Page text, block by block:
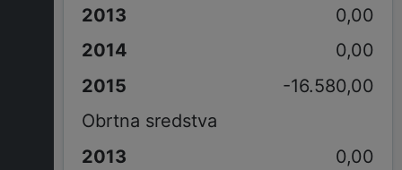
0,00
0,00
-16.580,00
Obrtna sredstva
0,00